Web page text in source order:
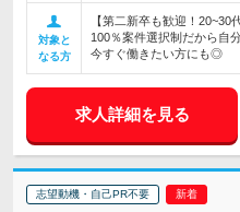
対象と
なる方
【第二新卒も歓迎！20~30
100％案件選択制だから自
今すぐ働きたい方にも◎
求人詳細を見る
志望動機・自己PR不要